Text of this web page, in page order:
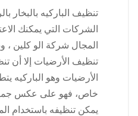
تنظيف الباركيه بالبخار
الشركات التي يمكنك
المجال شركة الو كلين ،
تنظيف الأرضيات إلا أن
الأرضيات وهو الباركيه
خاص، فهو على عكس جميع
يمكن تنظيفه باستخدام